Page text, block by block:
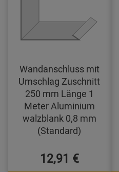
Wandanschluss mit
Umschlag Zuschnitt
250 mm Länge 1
Meter Aluminium
walzblank 0,8 mm
(Standard)
12,91 €